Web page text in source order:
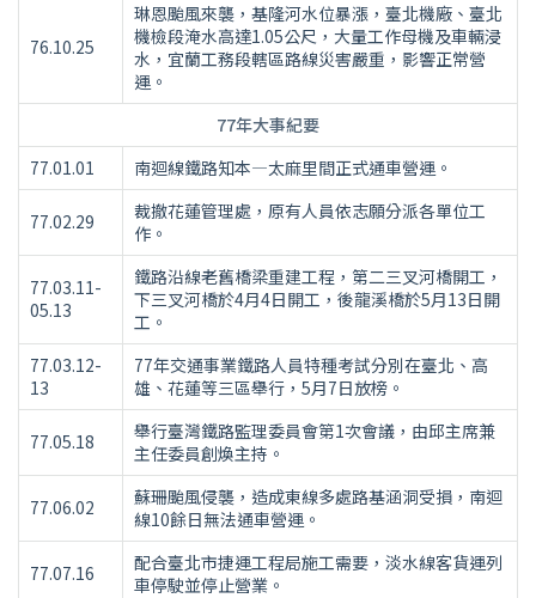
76.10.25
琳恩颱風來襲，基隆河水位暴漲，臺北機廠、臺北
機檢段淹水高達1.05公尺，大量工作母機及車輛浸
水，宜蘭工務段轄區路線災害嚴重，影響正常營
運。
77年大事紀要
77.01.01
南迴線鐵路知本—太麻里間正式通車營運。
77.02.29
裁撤花蓮管理處，原有人員依志願分派各單位工
作。
77.03.11-
05.13
鐵路沿線老舊橋梁重建工程，第二三叉河橋開工，
下三叉河橋於4月4日開工，後龍溪橋於5月13日開
工。
77.03.12-
13
77年交通事業鐵路人員特種考試分別在臺北、高
雄、花蓮等三區舉行，5月7日放榜。
77.05.18
舉行臺灣鐵路監理委員會第1次會議，由邱主席兼
主任委員創煥主持。
77.06.02
蘇珊颱風侵襲，造成東線多處路基涵洞受損，南迴
線10餘日無法通車營運。
77.07.16
配合臺北市捷運工程局施工需要，淡水線客貨運列
車停駛並停止營業。